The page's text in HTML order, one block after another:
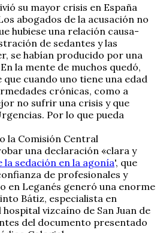
su mayor crisis en España
abogados de la acusación no
hubiese una relación causa-
de sedantes y las
se habían producido por una
la mente de muchos quedó,
que cuando uno tiene una edad
crónicas, como a
no sufrir una crisis y que
Por lo que pueda
la Comisión Central
una declaración «clara y
la sedación en la agonía', que
de profesionales y
en Leganés generó una enorme
Bátiz, especialista en
vizcaíno de San Juan de
del documento presentado